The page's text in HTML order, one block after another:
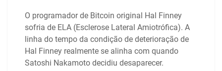
O programador de Bitcoin original Hal Finney
sofria de ELA (Esclerose Lateral Amiotrófica). A
linha do tempo da condição de deterioração de
Hal Finney realmente se alinha com quando
Satoshi Nakamoto decidiu desaparecer.